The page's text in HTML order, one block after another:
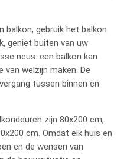
balkon, gebruik het balkon
geniet buiten van uw
neus: een balkon kan
welzijn maken. De
tussen binnen en
zijn 80x200 cm,
cm. Omdat elk huis en
en de wensen van